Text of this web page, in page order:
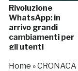
Rivoluzione
WhatsApp: in
arrivo grandi
cambiamenti per
gli utenti
Home »CRONACA